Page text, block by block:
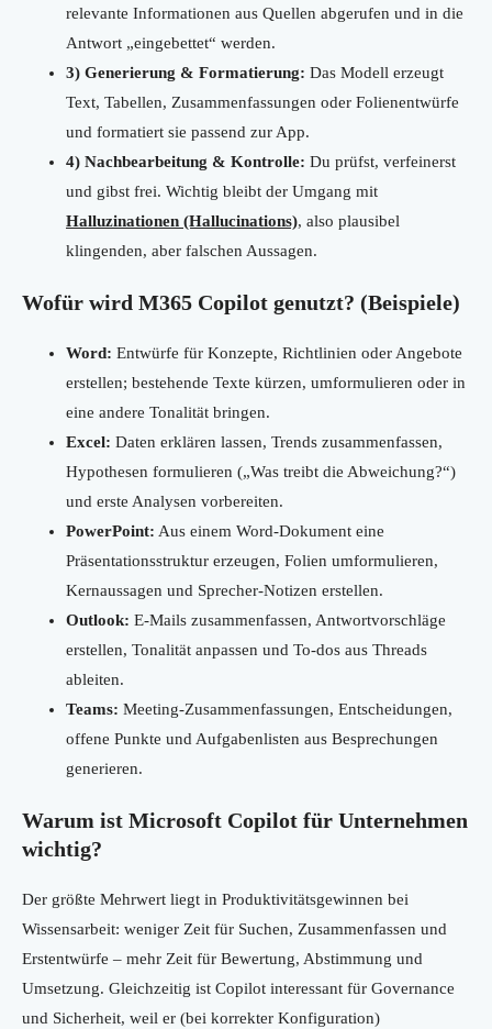
relevante Informationen aus Quellen abgerufen und in die
Antwort „eingebettet“ werden.
3) Generierung & Formatierung: Das Modell erzeugt
Text, Tabellen, Zusammenfassungen oder Folienentwürfe
und formatiert sie passend zur App.
4) Nachbearbeitung & Kontrolle: Du prüfst, verfeinerst
und gibst frei. Wichtig bleibt der Umgang mit
Halluzinationen (Hallucinations), also plausibel
klingenden, aber falschen Aussagen.
Wofür wird M365 Copilot genutzt? (Beispiele)
Word: Entwürfe für Konzepte, Richtlinien oder Angebote
erstellen; bestehende Texte kürzen, umformulieren oder in
eine andere Tonalität bringen.
Excel: Daten erklären lassen, Trends zusammenfassen,
Hypothesen formulieren („Was treibt die Abweichung?“)
und erste Analysen vorbereiten.
PowerPoint: Aus einem Word-Dokument eine
Präsentationsstruktur erzeugen, Folien umformulieren,
Kernaussagen und Sprecher-Notizen erstellen.
Outlook: E-Mails zusammenfassen, Antwortvorschläge
erstellen, Tonalität anpassen und To-dos aus Threads
ableiten.
Teams: Meeting-Zusammenfassungen, Entscheidungen,
offene Punkte und Aufgabenlisten aus Besprechungen
generieren.
Warum ist Microsoft Copilot für Unternehmen
wichtig?
Der größte Mehrwert liegt in Produktivitätsgewinnen bei
Wissensarbeit: weniger Zeit für Suchen, Zusammenfassen und
Erstentwürfe – mehr Zeit für Bewertung, Abstimmung und
Umsetzung. Gleichzeitig ist Copilot interessant für Governance
und Sicherheit, weil er (bei korrekter Konfiguration)